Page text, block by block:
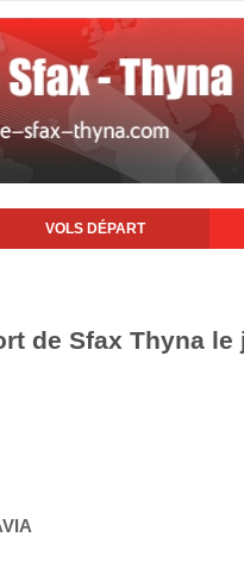
VOLS DÉPART
de Sfax Thyna le